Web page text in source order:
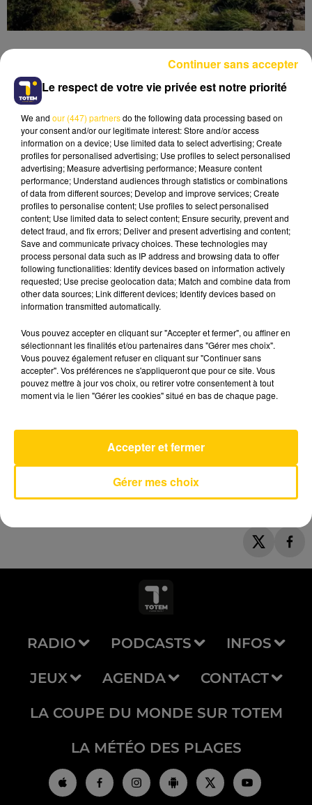
Lecture (4 min 23 sec)
30 décembre 2025 - 4 min 23 sec
L'INFO DU CANTAL 30/12/25 À 08H00
Ecoutez sur Totem l'information dans le Cantal,
le pays de Brioude et Issoire avec les reportages
de nos journalistes sur le terrain .
Des Fleurs
AVEYRON NORD
RADIO PODCASTS INFOS
JEUX AGENDA CONTACT
LA COUPE DU MONDE SUR TOTEM
LA MÉTÉO DES PLAGES
Le respect de votre vie privée est notre priorité
We and our (447) partnersdo the following data processing based on
your consent and/or our legitimate interest: Store and/or access
information on a device; Use limited data to select advertising; Create
profiles for personalised advertising; Use profiles to select personalised
advertising; Measure advertising performance; Measure content
performance; Understand audiences through statistics or combinations
of data from different sources; Develop and improve services; Create
profiles to personalise content; Use profiles to select personalised
content; Use limited data to select content; Ensure security, prevent and
detect fraud, and fix errors; Deliver and present advertising and content;
Save and communicate privacy choices. These technologies may
process personal data such as IP address and browsing data to offer
following functionalities: Identify devices based on information actively
requested; Use precise geolocation data; Match and combine data from
other data sources; Link different devices; Identify devices based on
information transmitted automatically.
Vous pouvez accepter en cliquant sur "Accepter et fermer", ou affiner en
sélectionnant les finalités et/ou partenaires dans "Gérer mes choix".
Vous pouvez également refuser en cliquant sur "Continuer sans
accepter". Vos préférences ne s'appliqueront que pour ce site. Vous
pouvez mettre à jour vos choix, ou retirer votre consentement à tout
moment via le lien "Gérer les cookies" situé en bas de chaque page.
Gérer mes choix
Accepter et fermer
Continuer sans accepter